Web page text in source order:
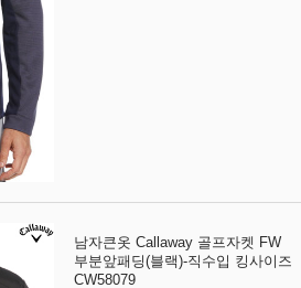
남자큰옷 Callaway 골프자켓 FW
부분앞패딩(블랙)-직수입 킹사이즈
CW58079